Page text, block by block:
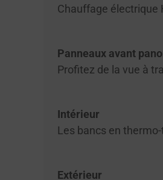
Chauffage électrique
Panneaux avant
Profitez de la vue à
Intérieur
Les bancs en
Extérieur